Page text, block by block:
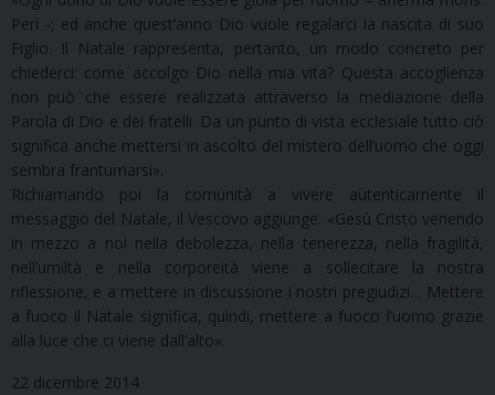
Peri -; ed anche quest’anno Dio vuole regalarci la nascita di suo
Figlio. Il Natale rappresenta, pertanto, un modo concreto per
chiederci: come accolgo Dio nella mia vita? Questa accoglienza
non può che essere realizzata attraverso la mediazione della
Parola di Dio e dei fratelli. Da un punto di vista ecclesiale tutto ciò
significa anche mettersi in ascolto del mistero dell’uomo che oggi
sembra frantumarsi».
Richiamando poi la comunità a vivere autenticamente il
messaggio del Natale, il Vescovo aggiunge: «Gesù Cristo venendo
in mezzo a noi nella debolezza, nella tenerezza, nella fragilità,
nell’umiltà e nella corporeità viene a sollecitare la nostra
riflessione, e a mettere in discussione i nostri pregiudizi… Mettere
a fuoco il Natale significa, quindi, mettere a fuoco l’uomo grazie
alla luce che ci viene dall’alto».
22 dicembre 2014